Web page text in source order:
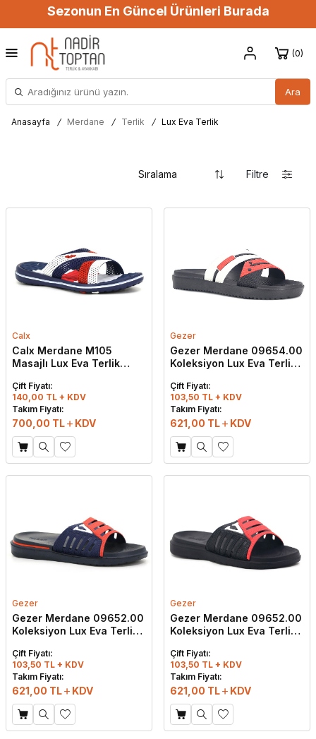
Sezonun En Güncel Ürünleri Burada
Ara
0
Anasayfa / Merdane / Terlik / Lux Eva Terlik
Filtre
Calx
Calx Merdane M105
Masajlı Lux Eva Terlik
Çift Fiyatı:
140,00 TL + KDV
Takım Fiyatı:
700,00 TL KDV
Gezer
Gezer Merdane 09654.00
Koleksiyon Lux Eva Terlik
Çift Fiyatı:
103,50 TL + KDV
Takım Fiyatı:
621,00 TL KDV
Gezer
Gezer Merdane 09652.00
Koleksiyon Lux Eva Terlik
Çift Fiyatı:
103,50 TL + KDV
Takım Fiyatı:
621,00 TL KDV
Gezer
Gezer Merdane 09652.00
Koleksiyon Lux Eva Terlik
Çift Fiyatı:
103,50 TL + KDV
Takım Fiyatı:
621,00 TL KDV